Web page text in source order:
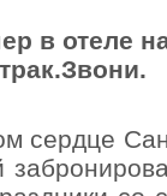
в отеле
сердце